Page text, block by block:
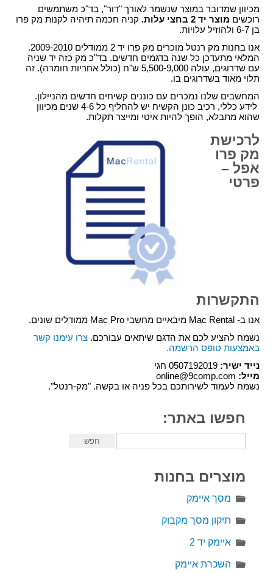
מכיוון שמדובר במוצר שנשמר לאורך "דור", בד"כ משתמשים
רוכשים מוצר יד 2 בחצי עלות.
קניה חכמה תיהיה לקנות מק פרו
בן 6-7 ולהוזיל עלויות.
אנו בחנות מק רנטל מוכרים מק פרו יד 2 ממודלים 2009-2010.
המלאי מתעדכן כל שנה בדגמים חדשים. בד"כ מק כזה יד שניה
עם שדרוגים, עולה 5,500-9,000 ש"ח (כולל אחריות חומרה). זה
תלוי מאוד בשדרוגים בו.
המחשבים שלנו נמכרים עם כוננים קשיחים חדשים מהניילון.
לידע כללי, רכיב כונן הקשיח יש להחליף כל 4-6 שנים מכיוון
שהוא מתבלא, הופך להיות איטי ומייצר תקלות.
לרכישת
מק פרו
אפל –
פרטי
התקשרות
אנו ב- Mac Rental מיבאיים מחשבי Mac Pro ממודלים שונים.
נשמח להציע לכם את הדגם שיתאים עבורכם.צרו עימנו קשר
באמצעות טופס הרשמה.
נייד ישיר: 0507192019 חגי
מייל: online@9comp.com
נשמח לעמוד לשירותכם בכל פניה או בקשה. "מק-רנטל".
חפשו באתר:
מוצרים בחנות
מסך איימק
תיקון מסך מקבוק
איימק יד 2
השכרת איימק